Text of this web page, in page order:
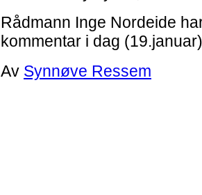
Rådmann Inge Nordeide
kommentar i dag
Av Synnøve Ressem